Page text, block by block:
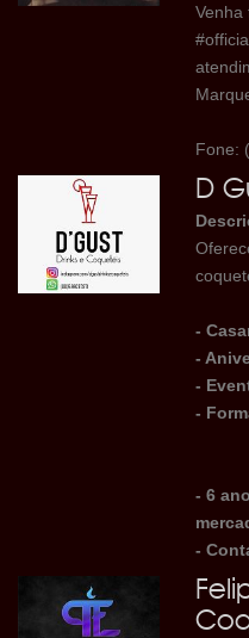
Venha
Fone:
D
-
-
-
-
- 6
-